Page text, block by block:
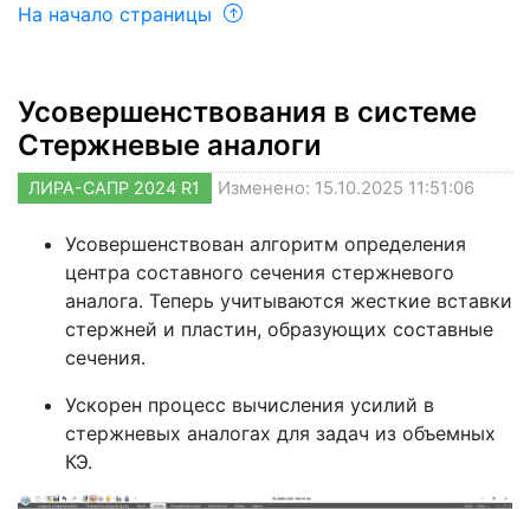
На начало страницы
Усовершенствования в системе
Стержневые аналоги
ЛИРА-САПР 2024 R1 Изменено: 15.10.2025 11:51:06
Усовершенствован алгоритм определения
центра составного сечения стержневого
аналога. Теперь учитываются жесткие вставки
стержней и пластин, образующих составные
сечения.
Ускорен процесс вычисления усилий в
стержневых аналогах для задач из объемных
КЭ.